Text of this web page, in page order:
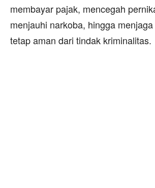
membayar pajak, mencegah
menjauhi narkoba, hingga
tetap aman dari tindak kriminalitas.